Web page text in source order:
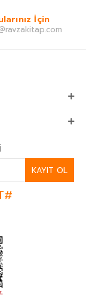
İçin
KAYIT OL